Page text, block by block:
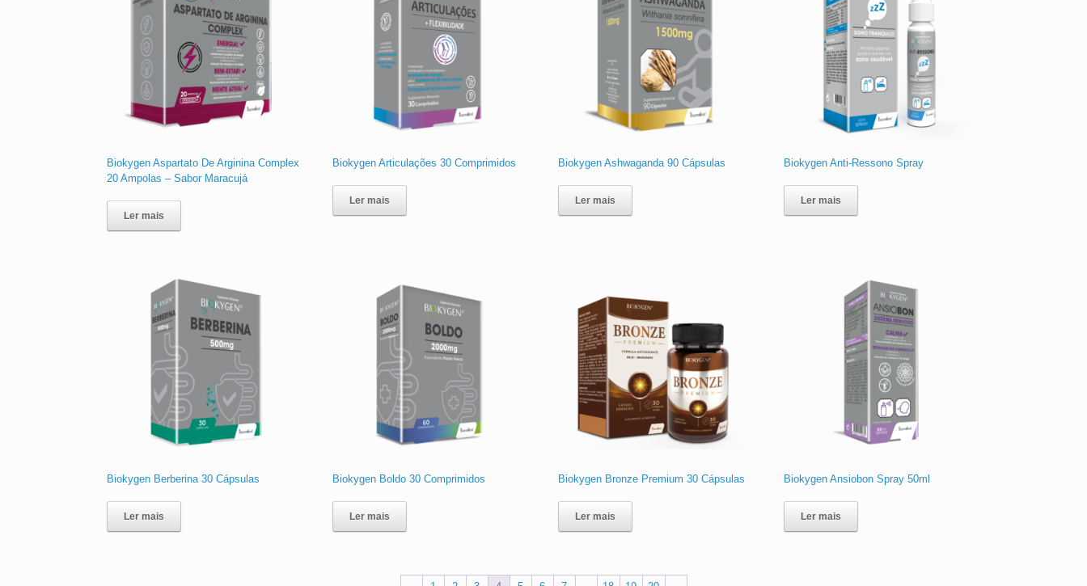
Biokygen Aspartato De Arginina Complex
20 Ampolas – Sabor Maracujá
Ler mais
Biokygen Articulações 30 Comprimidos
Ler mais
Biokygen Ashwaganda 90 Cápsulas
Ler mais
Biokygen Anti-Ressono Spray
Ler mais
Biokygen Berberina 30 Cápsulas
Ler mais
Biokygen Boldo 30 Comprimidos
Ler mais
Biokygen Bronze Premium 30 Cápsulas
Ler mais
Biokygen Ansiobon Spray 50ml
Ler mais